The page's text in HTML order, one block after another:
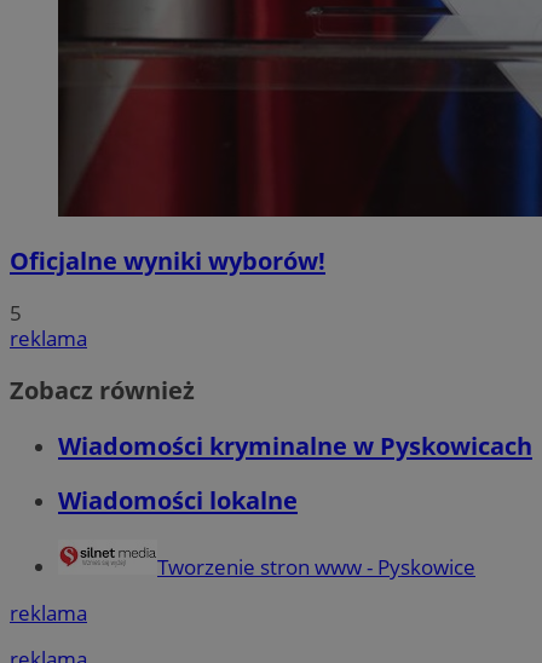
Oficjalne wyniki wyborów!
5
reklama
Zobacz również
Wiadomości kryminalne w Pyskowicach
Wiadomości lokalne
Tworzenie stron www - Pyskowice
reklama